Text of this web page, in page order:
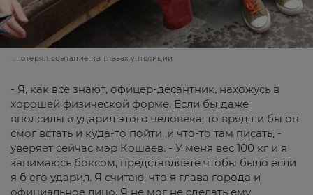
...потерял сознание на глазах у полиции
- Я, как все знают, офицер-десантник, нахожусь в
хорошей физической форме. Если бы даже
вполсилы я ударил этого человека, то вряд ли бы он
смог встать и куда-то пойти, и что-то там писать, -
уверяет сейчас мэр Кошаев. - У меня вес 100 кг и я
занимаюсь боксом, представляете чтобы было если
я б его ударил. Я считаю, что я глава города и
официальное лицо. Я не мог не сделать ему